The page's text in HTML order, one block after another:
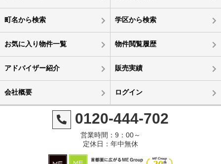
町名から検索 学区から検索
お気に入り物件一覧 物件閲覧履歴
アドバイザー紹介 販売実績
会社概要 ログイン
0120-444-702
営業時間：9：00～
定休日：年中無休